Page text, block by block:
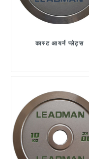
कास्ट आयर्न प्लेट्स